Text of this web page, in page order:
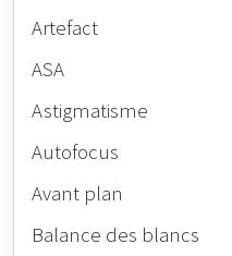
Artefact
ASA
Astigmatisme
Autofocus
Avant plan
Balance des blancs